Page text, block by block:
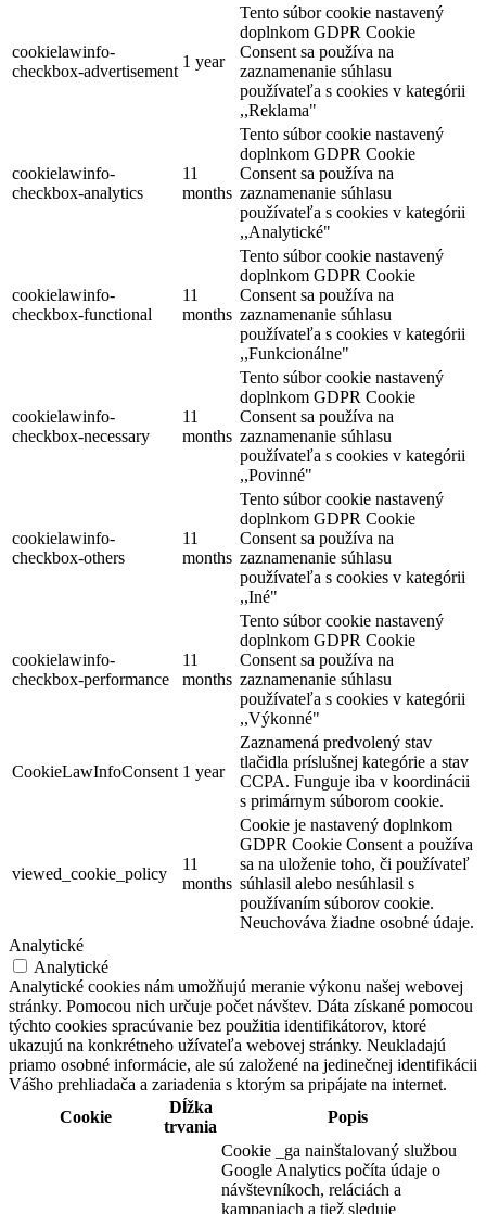
cookielawinfo-
checkbox-advertisement
1 year
Tento súbor cookie nastavený
doplnkom GDPR Cookie
Consent sa používa na
zaznamenanie súhlasu
používateľa s cookies v kategórii
,,Reklama"
cookielawinfo-
checkbox-analytics
11
months
Tento súbor cookie nastavený
doplnkom GDPR Cookie
Consent sa používa na
zaznamenanie súhlasu
používateľa s cookies v kategórii
,,Analytické"
cookielawinfo-
checkbox-functional
11
months
Tento súbor cookie nastavený
doplnkom GDPR Cookie
Consent sa používa na
zaznamenanie súhlasu
používateľa s cookies v kategórii
,,Funkcionálne"
cookielawinfo-
checkbox-necessary
11
months
Tento súbor cookie nastavený
doplnkom GDPR Cookie
Consent sa používa na
zaznamenanie súhlasu
používateľa s cookies v kategórii
,,Povinné"
cookielawinfo-
checkbox-others
11
months
Tento súbor cookie nastavený
doplnkom GDPR Cookie
Consent sa používa na
zaznamenanie súhlasu
používateľa s cookies v kategórii
,,Iné"
cookielawinfo-
checkbox-performance
11
months
Tento súbor cookie nastavený
doplnkom GDPR Cookie
Consent sa používa na
zaznamenanie súhlasu
používateľa s cookies v kategórii
,,Výkonné"
CookieLawInfoConsent 1 year
Zaznamená predvolený stav
tlačidla príslušnej kategórie a stav
CCPA. Funguje iba v koordinácii
s primárnym súborom cookie.
viewed_cookie_policy
11
months
Cookie je nastavený doplnkom
GDPR Cookie Consent a používa
sa na uloženie toho, či používateľ
súhlasil alebo nesúhlasil s
používaním súborov cookie.
Neuchováva žiadne osobné údaje.
Analytické
Analytické
Analytické cookies nám umožňujú meranie výkonu našej webovej
stránky. Pomocou nich určuje počet návštev. Dáta získané pomocou
týchto cookies spracúvanie bez použitia identifikátorov, ktoré
ukazujú na konkrétneho užívateľa webovej stránky. Neukladajú
priamo osobné informácie, ale sú založené na jedinečnej identifikácii
Vášho prehliadača a zariadenia s ktorým sa pripájate na internet.
Cookie
Dĺžka
trvania
Popis
Cookie _ga nainštalovaný službou
Google Analytics počíta údaje o
návštevníkoch, reláciách a
kampaniach a tiež sleduje